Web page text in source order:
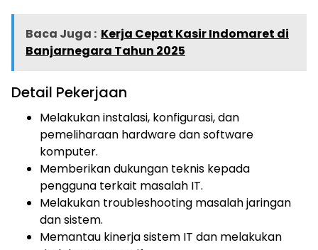
Baca Juga : Kerja Cepat Kasir Indomaret di
Banjarnegara Tahun 2025
Detail Pekerjaan
Melakukan instalasi, konfigurasi, dan
pemeliharaan hardware dan software
komputer.
Memberikan dukungan teknis kepada
pengguna terkait masalah IT.
Melakukan troubleshooting masalah jaringan
dan sistem.
Memantau kinerja sistem IT dan melakukan